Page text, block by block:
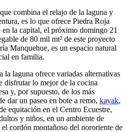
combina el relajo de la laguna y
es lo que ofrece Piedra Roja
la capital, el próximo domingo 21
de 80 mil mt² de este proyecto
Manquehue, es un espacio natural
en familia.
la laguna ofrece variadas alternativas
disfrutar lo mejor de la cocina
y, por supuesto, de los más
dar un paseo en bote a remo, kayak,
equitación en el Centro Ecuestre,
y niños, en un ambiente de
cordón montañoso del nororiente de